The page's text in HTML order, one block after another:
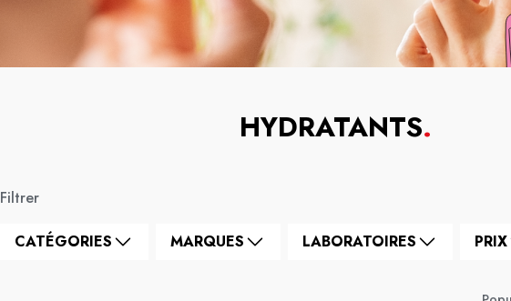
HYDRATANTS.
Filtrer
CATÉGORIES MARQUES LABORATOIRES PRIX